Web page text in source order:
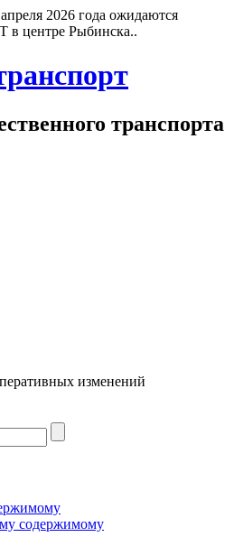
2026 года ожидаются
в центре Рыбинска..
транспорта
изменений
содержимому